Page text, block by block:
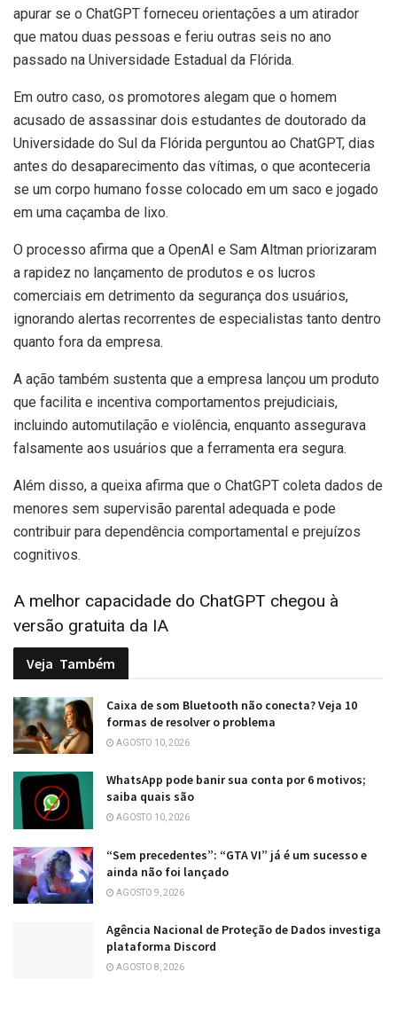
apurar se o ChatGPT forneceu orientações a um atirador
que matou duas pessoas e feriu outras seis no ano
passado na Universidade Estadual da Flórida.
Em outro caso, os promotores alegam que o homem
acusado de assassinar dois estudantes de doutorado da
Universidade do Sul da Flórida perguntou ao ChatGPT, dias
antes do desaparecimento das vítimas, o que aconteceria
se um corpo humano fosse colocado em um saco e jogado
em uma caçamba de lixo.
O processo afirma que a OpenAI e Sam Altman priorizaram
a rapidez no lançamento de produtos e os lucros
comerciais em detrimento da segurança dos usuários,
ignorando alertas recorrentes de especialistas tanto dentro
quanto fora da empresa.
A ação também sustenta que a empresa lançou um produto
que facilita e incentiva comportamentos prejudiciais,
incluindo automutilação e violência, enquanto assegurava
falsamente aos usuários que a ferramenta era segura.
Além disso, a queixa afirma que o ChatGPT coleta dados de
menores sem supervisão parental adequada e pode
contribuir para dependência comportamental e prejuízos
cognitivos.
A melhor capacidade do ChatGPT chegou à
versão gratuita da IA
Veja Também
Caixa de som Bluetooth não conecta? Veja 10
formas de resolver o problema
AGOSTO 10, 2026
WhatsApp pode banir sua conta por 6 motivos;
saiba quais são
AGOSTO 10, 2026
“Sem precedentes”: “GTA VI” já é um sucesso e
ainda não foi lançado
AGOSTO 9, 2026
Agência Nacional de Proteção de Dados investiga
plataforma Discord
AGOSTO 8, 2026